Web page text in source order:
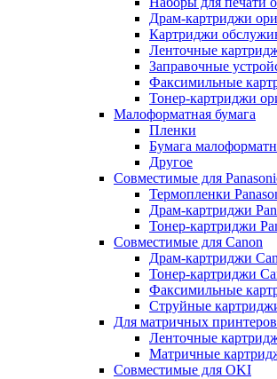
Драм-картриджи
Картриджи
Ленточные
Заправочные
Факсимильные
Тонер-картриджи
Малоформатная бумага
Пленки
Бумага
Другое
Совместимые для
Термопленки
Драм-картриджи
Тонер-картриджи
Совместимые для Canon
Драм-картриджи
Тонер-картриджи
Факсимильные
Струйные
Для матричных принтеров
Ленточные
Матричные
Совместимые для OKI